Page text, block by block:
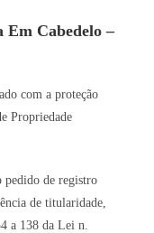
Em Cabedelo –
com a proteção
Propriedade
pedido de registro
de titularidade,
a 138 da Lei n.